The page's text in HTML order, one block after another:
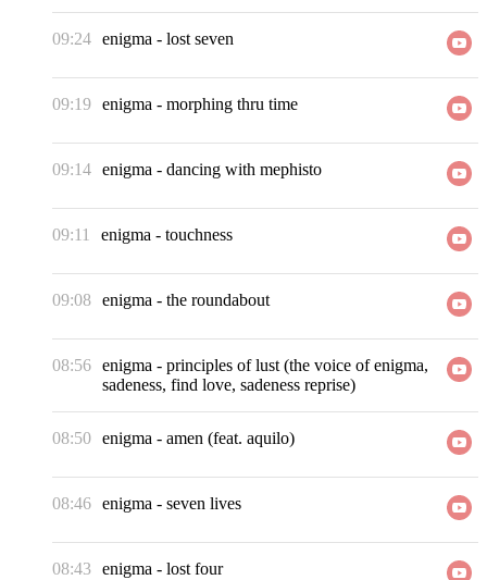
09:24 enigma - lost seven
09:19 enigma - morphing thru time
09:14 enigma - dancing with mephisto
09:11 enigma - touchness
09:08 enigma - the roundabout
08:56 enigma - principles of lust (the voice of enigma,
sadeness, find love, sadeness reprise)
08:50 enigma - amen (feat. aquilo)
08:46 enigma - seven lives
08:43 enigma - lost four